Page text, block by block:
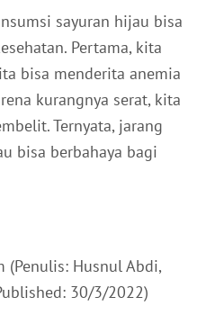
sayuran hijau bisa
Pertama, kita
bisa menderita anemia
kurangnya serat, kita
Ternyata, jarang
bisa berbahaya bagi
(Penulis: Husnul Abdi,
30/3/2022)